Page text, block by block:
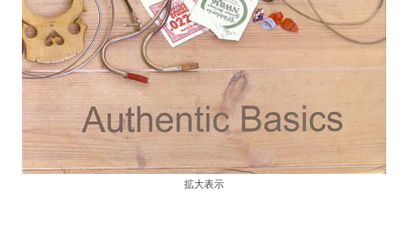
拡大表示